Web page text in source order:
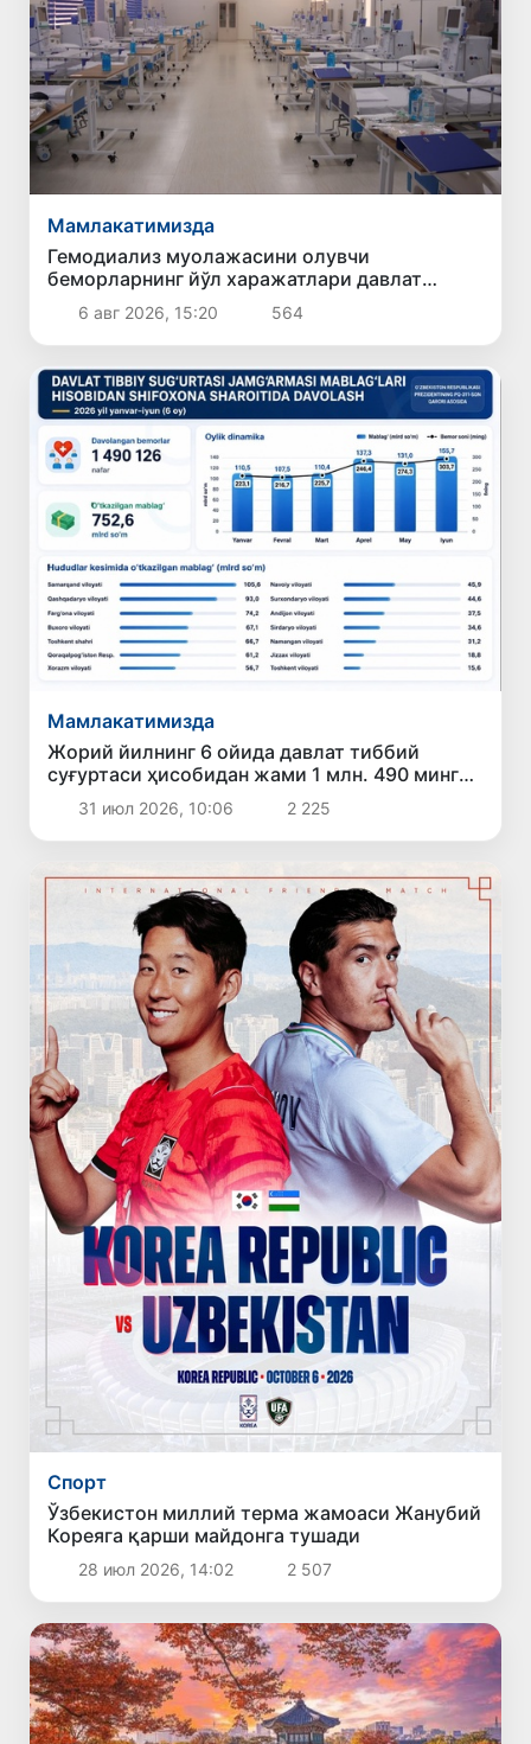
Мамлакатимизда
Гемодиализ муолажасини олувчи
беморларнинг йўл харажатлари давлат
бюджети ҳисобидан қоплаб берилиши
мумкин
6 авг 2026, 15:20 564
Мамлакатимизда
Жорий йилнинг 6 ойида давлат тиббий
суғуртаси ҳисобидан жами 1 млн. 490 минг
126 нафар бемор даволанди
31 июл 2026, 10:06 2 225
Спорт
Ўзбекистон миллий терма жамоаси Жанубий
Кореяга қарши майдонга тушади
28 июл 2026, 14:02 2 507